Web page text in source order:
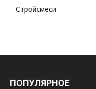
Стройсмеси
ПОПУЛЯРНОЕ